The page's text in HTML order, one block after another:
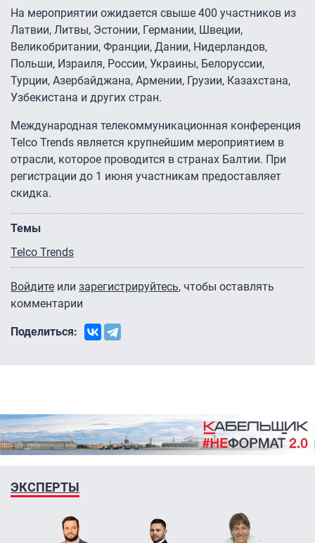
На мероприятии ожидается свыше 400 участников из
Латвии, Литвы, Эстонии, Германии, Швеции,
Великобритании, Франции, Дании, Нидерландов,
Польши, Израиля, России, Украины, Белоруссии,
Турции, Азербайджана, Армении, Грузии, Казахстана,
Узбекистана и других стран.
Международная телекоммуникационная конференция
Telco Trends является крупнейшим мероприятием в
отрасли, которое проводится в странах Балтии. При
регистрации до 1 июня участникам предоставляет
скидка.
Темы
Telco Trends
Войдите или зарегистрируйтесь, чтобы оставлять
комментарии
Поделиться:
ЭКСПЕРТЫ